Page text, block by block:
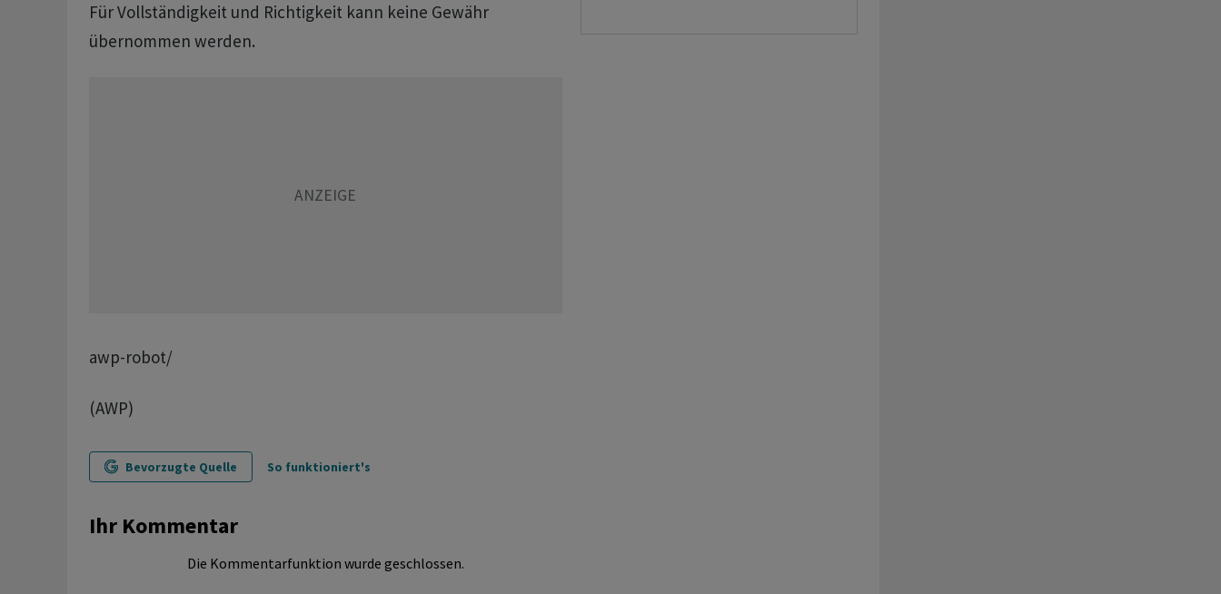
Für Vollständigkeit und Richtigkeit kann keine Gewähr
übernommen werden.
awp-robot/
(AWP)
Bevorzugte Quelle So funktioniert's
Ihr Kommentar
Die Kommentarfunktion wurde geschlossen.